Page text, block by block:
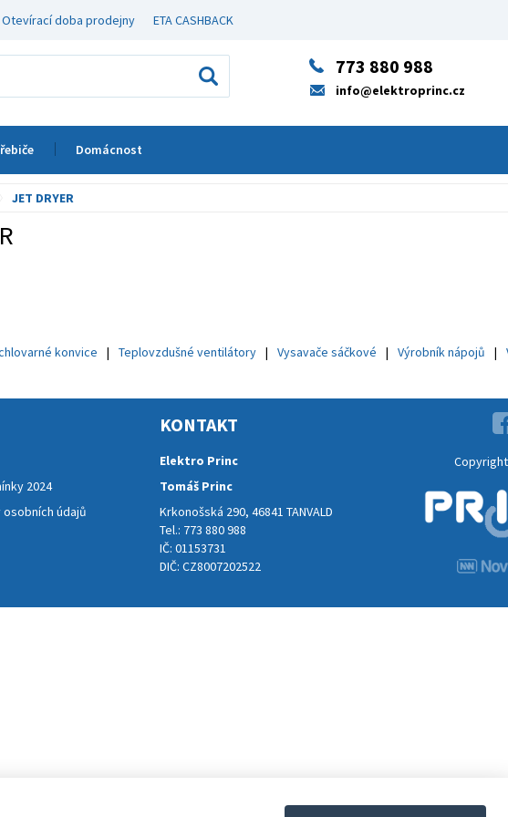
Otevírací doba prodejny ETA CASHBACK
773 880 988
info@elektroprinc.cz
Domácnost
JET DRYER
konvice Teplovzdušné ventilátory Vysavače sáčkové Výrobník nápojů
2024
osobních údajů
KONTAKT
Elektro Princ
Tomáš Princ
Krkonošská 290, 46841 TANVALD
Tel.: 773 880 988
IČ: 01153731
DIČ: CZ8007202522